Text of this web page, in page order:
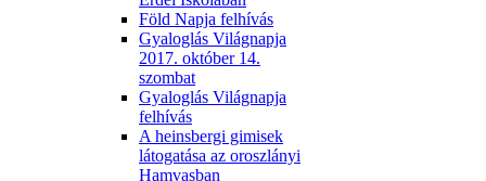
Föld Napja felhívás
Gyaloglás Világnapja
2017. október 14.
szombat
Gyaloglás Világnapja
felhívás
A heinsbergi gimisek
látogatása az oroszlányi
Hamvasban